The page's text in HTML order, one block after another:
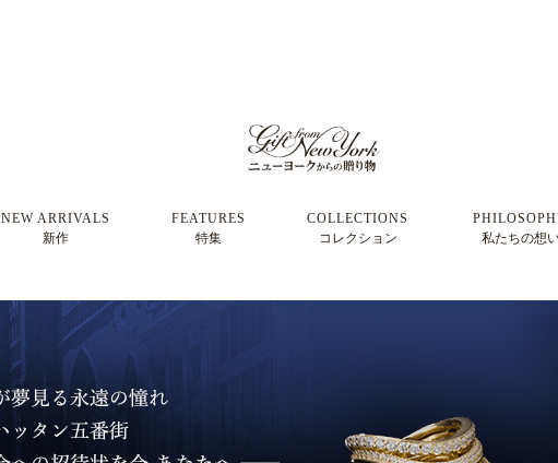
NEW ARRIVALS
新作
FEATURES
特集
COLLECTIONS
コレクション
私たちの想